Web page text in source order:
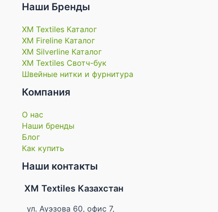
Наши Бренды
XM Textiles Каталог
XM Fireline Каталог
XM Silverline Каталог
XM Textiles Свотч-бук
Швейные нитки и фурнитура
Компания
О нас
Наши бренды
Блог
Как купить
Наши контакты
XM Textiles Казахстан
ул. Ауэзова 60, офис 7,